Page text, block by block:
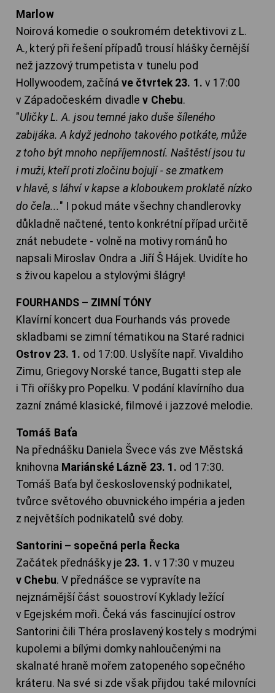
Marlow
Noirová komedie o soukromém detektivovi z L.
A., který při řešení případů trousí hlášky černější
než jazzový trumpetista v tunelu pod
Hollywoodem, začínáve čtvrtek 23. 1. v 17:00
v Západočeském divadlev Chebu.
"Uličky L. A. jsou temné jako duše šíleného
zabijáka. A když jednoho takového potkáte, může
z toho být mnoho nepříjemností. Naštěstí jsou tu
i muži, kteří proti zločinu bojují - se zmatkem
v hlavě, s láhví v kapse a kloboukem proklatě nízko
do čela..." I pokud máte všechny chandlerovky
důkladně načtené, tento konkrétní případ určitě
znát nebudete - volně na motivy románů ho
napsali Miroslav Ondra a Jiří Š Hájek. Uvidíte ho
s živou kapelou a stylovými šlágry!
FOURHANDS – ZIMNÍ TÓNY
Klavírní koncert dua Fourhands vás provede
skladbami se zimní tématikou na Staré radnici
Ostrov 23. 1. od 17:00. Uslyšíte např. Vivaldiho
Zimu, Griegovy Norské tance, Bugatti step ale
i Tři oříšky pro Popelku. V podání klavírního dua
zazní známé klasické, filmové i jazzové melodie.
Tomáš Baťa
Na přednášku Daniela Švece vás zve Městská
knihovna Mariánské Lázně 23. 1. od 17:30.
Tomáš Baťa byl československý podnikatel,
tvůrce světového obuvnického impéria a jeden
z největších podnikatelů své doby.
Santorini – sopečná perla Řecka
Začátek přednášky je 23. 1. v 17:30 v muzeu
v Chebu. V přednášce se vypravíte na
nejznámější část souostroví Kyklady ležící
v Egejském moři. Čeká vás fascinující ostrov
Santorini čili Théra proslavený kostely s modrými
kupolemi a bílými domky nahloučenými na
skalnaté hraně mořem zatopeného sopečného
kráteru. Na své si zde však přijdou také milovníci